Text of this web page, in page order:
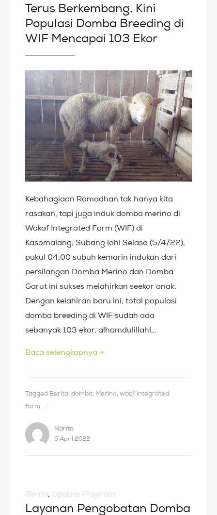
Terus Berkembang, Kini
Populasi Domba Breeding di
WIF Mencapai 103 Ekor
Kebahagiaan Ramadhan tak hanya kita
rasakan, tapi juga induk domba merino di
Wakaf Integrated Farm (WIF) di
Kasomalang, Subang loh! Selasa (5/4/22),
pukul 04.00 subuh kemarin indukan dari
persilangan Domba Merino dan Domba
Garut ini sukses melahirkan seekor anak.
Dengan kelahiran baru ini, total populasi
domba breeding di WIF sudah ada
sebanyak 103 ekor, alhamdulillah!…
Baca selengkapnya →
Tagged Berita,domba, Merino,waqf integrated
farm
Narita
6 April 2022
Berita, Update Program
Layanan Pengobatan Domba